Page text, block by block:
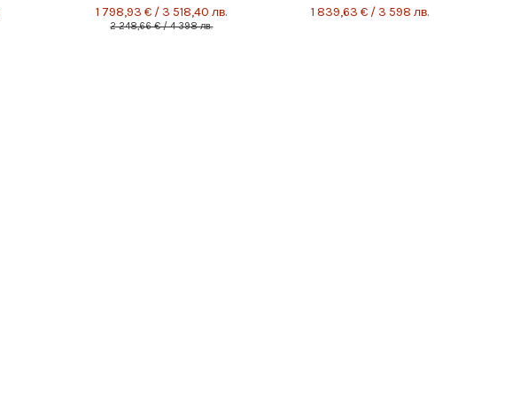
1 798,93 € / 3 518,40 лв.
2 248,66 € / 4 398 лв.
1 839,63 € / 3 598 лв.